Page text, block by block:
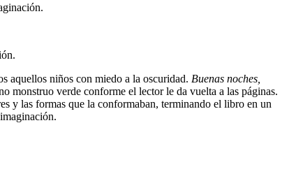
aquellos niños con miedo a la oscuridad. Buenas noches,
monstruo verde conforme el lector le da vuelta a las páginas.
y las formas que la conformaban, terminando el libro en un